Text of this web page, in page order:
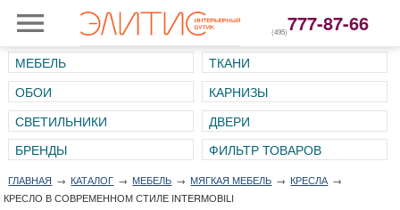
(495)777-87-66
МЕБЕЛЬ
ТКАНИ
ОБОИ
КАРНИЗЫ
СВЕТИЛЬНИКИ
ДВЕРИ
ГЛАВНАЯ → КАТАЛОГ → МЕБЕЛЬ → МЯГКАЯ МЕБЕЛЬ → КРЕСЛА →
КРЕСЛО В СОВРЕМЕННОМ СТИЛЕ INTERMOBILI